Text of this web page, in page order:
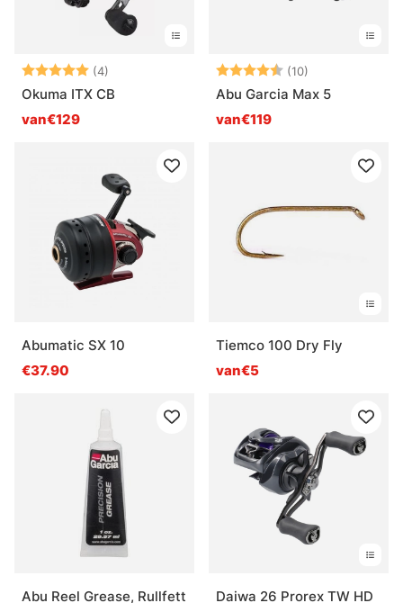
Beoordeling:
(4)
Okuma ITX CB
van€129
Beoordeling:
(10)
Abu Garcia Max 5
van€119
Abumatic SX 10
€37.90
Tiemco 100 Dry Fly
van€5
Abu Reel Grease, Rullfett Daiwa 26 Prorex TW HD